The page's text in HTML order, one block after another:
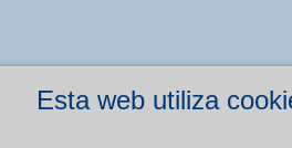
Esta web utiliza